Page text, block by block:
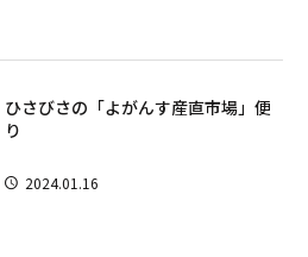
ひさびさの「よがんす産直市場」便
り
2024.01.16